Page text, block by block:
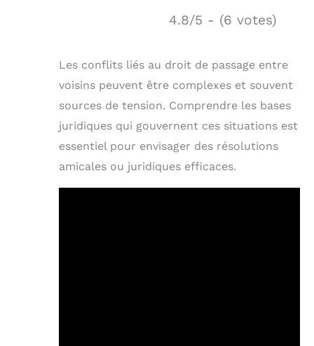
4.8/5 - (6 votes)
Les conflits liés au droit de passage entre
voisins peuvent être complexes et souvent
sources de tension. Comprendre les bases
juridiques qui gouvernent ces situations est
essentiel pour envisager des résolutions
amicales ou juridiques efficaces.